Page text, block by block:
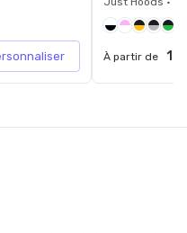
À partir de